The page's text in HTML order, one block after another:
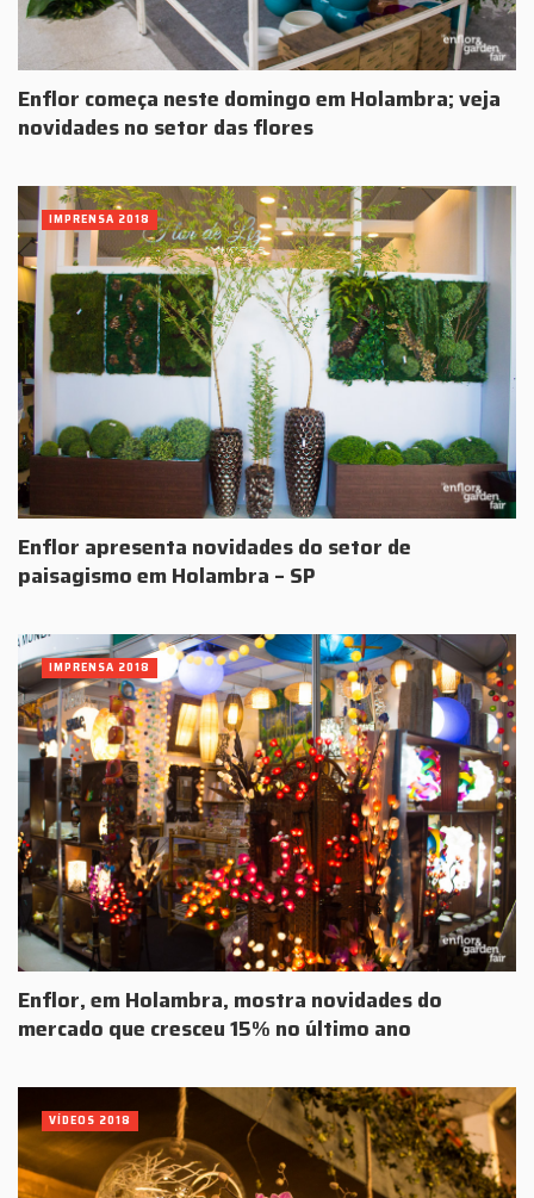
Enflor começa neste domingo em Holambra; veja
novidades no setor das flores
Enflor apresenta novidades do setor de
paisagismo em Holambra – SP
IMPRENSA 2018
Enflor, em Holambra, mostra novidades do
mercado que cresceu 15% no último ano
IMPRENSA 2018
VÍDEOS 2018